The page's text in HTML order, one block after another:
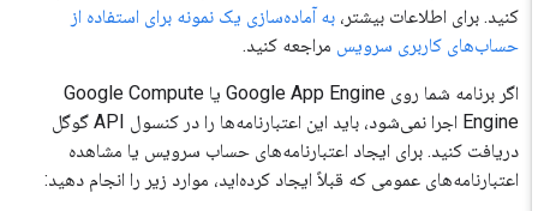
کنید. برای اطلاعات بیشتر، به آماده‌سازی یک نمونه برای استفاده از
حساب‌های کاربری سرویسمراجعه کنید.
اگر برنامه شما روی Google App Engine یا Google Compute
Engine اجرا نمی‌شود، باید این اعتبارنامه‌ها را در کنسول API گوگل
دریافت کنید. برای ایجاد اعتبارنامه‌های حساب سرویس یا مشاهده
اعتبارنامه‌های عمومی که قبلاً ایجاد کرده‌اید، موارد زیر را انجام دهید: